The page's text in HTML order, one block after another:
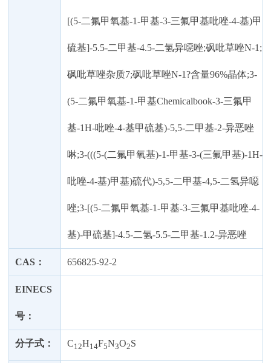
[(5-二氟甲氧基-1-甲基-3-三氟甲基吡唑-4-基)甲
硫基]-5.5-二甲基-4.5-二氢异噁唑;砜吡草唑N-1;
砜吡草唑杂质7;砜吡草唑N-1?含量96%晶体;3-
(5-二氟甲氧基-1-甲基Chemicalbook-3-三氟甲
基-1H-吡唑-4-基甲硫基)-5,5-二甲基-2-异恶唑
啉;3-(((5-(二氟甲氧基)-1-甲基-3-(三氟甲基)-1H-
吡唑-4-基)甲基)硫代)-5,5-二甲基-4,5-二氢异噁
唑;3-[(5-二氟甲氧基-1-甲基-3-三氟甲基吡唑-4-
基)-甲硫基]-4.5-二氢-5.5-二甲基-1.2-异恶唑
CAS： 656825-92-2
EINECS
号：
分子式： C12H14F5N3O2S